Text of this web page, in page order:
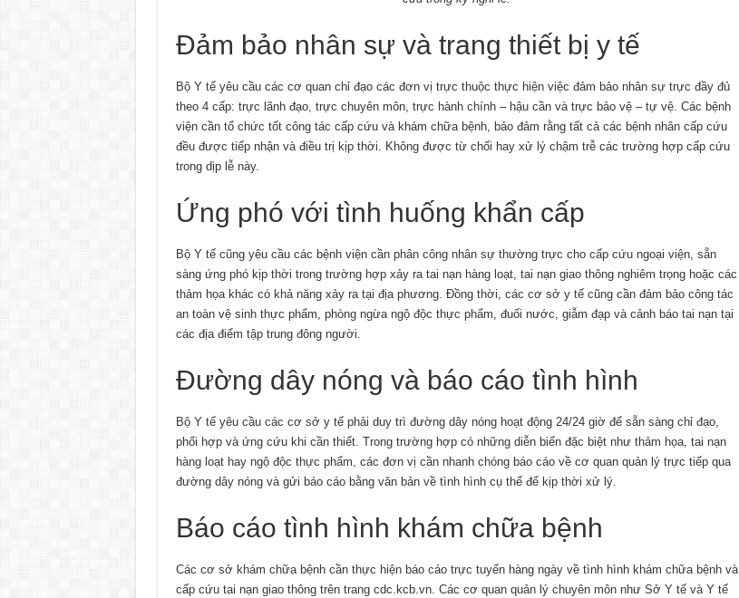
Đảm bảo nhân sự và trang thiết bị y tế
Bộ Y tế yêu cầu các cơ quan chỉ đạo các đơn vị trực thuộc thực hiện việc đảm bảo nhân sự trực đầy đủ
theo 4 cấp: trực lãnh đạo, trực chuyên môn, trực hành chính – hậu cần và trực bảo vệ – tự vệ. Các bệnh
viện cần tổ chức tốt công tác cấp cứu và khám chữa bệnh, bảo đảm rằng tất cả các bệnh nhân cấp cứu
đều được tiếp nhận và điều trị kịp thời. Không được từ chối hay xử lý chậm trễ các trường hợp cấp cứu
trong dịp lễ này.
Ứng phó với tình huống khẩn cấp
Bộ Y tế cũng yêu cầu các bệnh viện cần phân công nhân sự thường trực cho cấp cứu ngoại viện, sẵn
sàng ứng phó kịp thời trong trường hợp xảy ra tai nạn hàng loạt, tai nạn giao thông nghiêm trọng hoặc các
thảm họa khác có khả năng xảy ra tại địa phương. Đồng thời, các cơ sở y tế cũng cần đảm bảo công tác
an toàn vệ sinh thực phẩm, phòng ngừa ngộ độc thực phẩm, đuối nước, giẫm đạp và cảnh báo tai nạn tại
các địa điểm tập trung đông người.
Đường dây nóng và báo cáo tình hình
Bộ Y tế yêu cầu các cơ sở y tế phải duy trì đường dây nóng hoạt động 24/24 giờ để sẵn sàng chỉ đạo,
phối hợp và ứng cứu khi cần thiết. Trong trường hợp có những diễn biến đặc biệt như thảm họa, tai nạn
hàng loạt hay ngộ độc thực phẩm, các đơn vị cần nhanh chóng báo cáo về cơ quan quản lý trực tiếp qua
đường dây nóng và gửi báo cáo bằng văn bản về tình hình cụ thể để kịp thời xử lý.
Báo cáo tình hình khám chữa bệnh
Các cơ sở khám chữa bệnh cần thực hiện báo cáo trực tuyến hàng ngày về tình hình khám chữa bệnh và
cấp cứu tai nạn giao thông trên trang cdc.kcb.vn. Các cơ quan quản lý chuyên môn như Sở Y tế và Y tế